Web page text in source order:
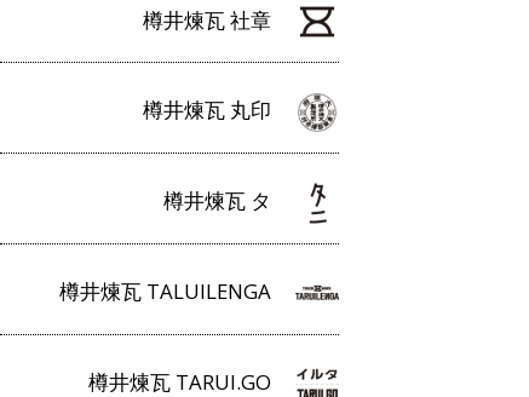
樽井煉瓦 社章
樽井煉瓦 丸印
樽井煉瓦 タ
樽井煉瓦 TALUILENGA
樽井煉瓦 TARUI.GO